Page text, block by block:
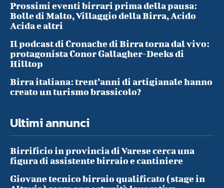
Prossimi eventi birrari prima della pausa:
Bolle di Malto, Villaggio della Birra, Acido
Acida e altri
Il podcast di Cronache di Birra torna dal vivo:
protagonista Conor Gallagher-Deeks di
Hilltop
Birra italiana: trent’anni di artigianale hanno
creato un turismo brassicolo?
Ultimi annunci
Birrificio in provincia di Varese cerca una
figura di assistente birraio e cantiniere
Giovane tecnico birraio qualificato (stage in